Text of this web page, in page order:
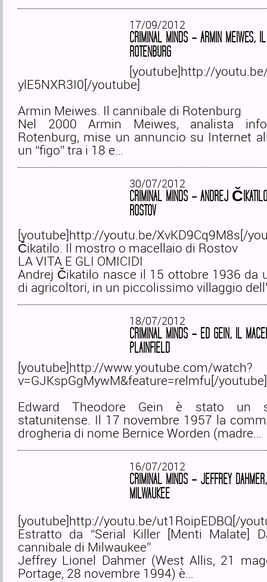
17/09/2012
CRIMINAL MINDS – ARMIN MEIWES,
ROTENBURG
[youtube]http://
ylE5NXR3I0[/youtube]
Armin Meiwes. Il cannibale di Rotenburg
Nel 2000 Armin Meiwes, analista
Rotenburg, mise un annuncio su Internet
un “figo” tra i 18 e…
30/07/2012
CRIMINAL MINDS – ANDREJ
ROSTOV
[youtube]http://youtu.be/XvKD9Cq9M8s[/
Čikatilo. Il mostro o macellaio di Rostov
LA VITA E GLI OMICIDI
Andrej Čikatilo nasce il 15 ottobre 1936 da
di agricoltori, in un piccolissimo villaggio
18/07/2012
CRIMINAL MINDS – ED GEIN, IL
PLAINFIELD
[youtube]http://www.youtube.com/watch?
v=GJKspGgMywM&feature=relmfu[/youtube]
Edward Theodore Gein è stato un
statunitense. Il 17 novembre 1957 la
drogheria di nome Bernice Worden (madre…
16/07/2012
CRIMINAL MINDS – JEFFREY
MILWAUKEE
[youtube]http://youtu.be/ut1RoipEDBQ[/
Estratto da “Serial Killer [Menti Malate]
cannibale di Milwaukee”
Jeffrey Lionel Dahmer (West Allis, 21
Portage, 28 novembre 1994) è…